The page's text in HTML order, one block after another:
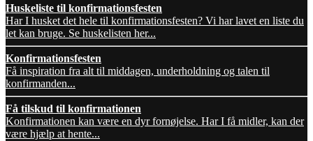
Huskeliste til konfirmationsfesten
Har I husket det hele til konfirmationsfesten? Vi har lavet en liste du
let kan bruge. Se huskelisten her...
Konfirmationsfesten
Få inspiration fra alt til middagen, underholdning og talen til
konfirmanden...
Få tilskud til konfirmationen
Konfirmationen kan være en dyr fornøjelse. Har I få midler, kan der
være hjælp at hente...